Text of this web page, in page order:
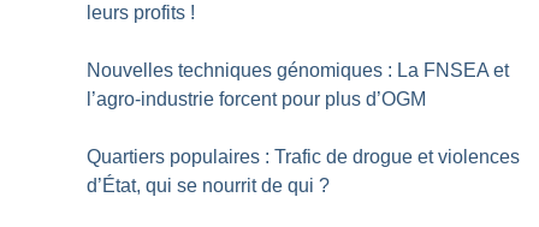
leurs profits !
Nouvelles techniques génomiques : La FNSEA et
l’agro-industrie forcent pour plus d’OGM
Quartiers populaires : Trafic de drogue et violences
d’État, qui se nourrit de qui ?